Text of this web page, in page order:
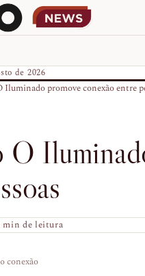
de 2026
promove conexão entre
min de leitura
conexão